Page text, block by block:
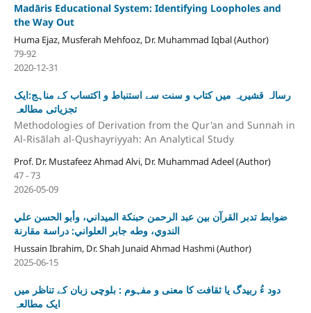
Madāris Educational System: Identifying Loopholes and
the Way Out
Huma Ejaz, Musferah Mehfooz, Dr. Muhammad Iqbal (Author)
79-92
2020-12-31
رسالہ قشیریہ میں کتاب و سنت سے استنباط و اکتساب کے مناہج:ایک
تجزیاتی مطالعہ
Methodologies of Derivation from the Qur'an and Sunnah in
Al-Risālah al-Qushayriyyah: An Analytical Study
Prof. Dr. Mustafeez Ahmad Alvi, Dr. Muhammad Adeel (Author)
47 - 73
2026-05-09
ضوابط تدبر القرآن بين عبد الرحمن حبنكة الميداني، وأبو الحسن علي
الندوي، وطه جابر العلواني: دراسة مقارنة
Hussain Ibrahim, Dr. Shah Junaid Ahmad Hashmi (Author)
2025-06-15
دود ءُ ربیدگ یا ثقافت کا معنی و مفہوم : بلوچی زبان کے تناظر میں
ایک مطالعہ